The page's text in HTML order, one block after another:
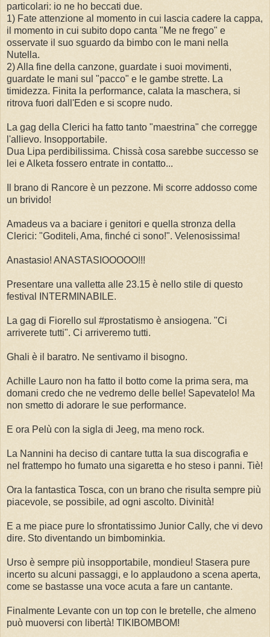
particolari: io ne ho beccati due.
1) Fate attenzione al momento in cui lascia cadere la cappa,
il momento in cui subito dopo canta "Me ne frego" e
osservate il suo sguardo da bimbo con le mani nella
Nutella.
2) Alla fine della canzone, guardate i suoi movimenti,
guardate le mani sul "pacco" e le gambe strette. La
timidezza. Finita la performance, calata la maschera, si
ritrova fuori dall'Eden e si scopre nudo.
La gag della Clerici ha fatto tanto "maestrina" che corregge
l'allievo. Insopportabile.
Dua Lipa perdibilissima. Chissà cosa sarebbe successo se
lei e Alketa fossero entrate in contatto...
Il brano di Rancore è un pezzone. Mi scorre addosso come
un brivido!
Amadeus va a baciare i genitori e quella stronza della
Clerici: "Goditeli, Ama, finché ci sono!". Velenosissima!
Anastasio! ANASTASIOOOOO!!!
Presentare una valletta alle 23.15 è nello stile di questo
festival INTERMINABILE.
La gag di Fiorello sul #prostatismo è ansiogena. "Ci
arriverete tutti". Ci arriveremo tutti.
Ghali è il baratro. Ne sentivamo il bisogno.
Achille Lauro non ha fatto il botto come la prima sera, ma
domani credo che ne vedremo delle belle! Sapevatelo! Ma
non smetto di adorare le sue performance.
E ora Pelù con la sigla di Jeeg, ma meno rock.
La Nannini ha deciso di cantare tutta la sua discografia e
nel frattempo ho fumato una sigaretta e ho steso i panni. Tiè!
Ora la fantastica Tosca, con un brano che risulta sempre più
piacevole, se possibile, ad ogni ascolto. Divinità!
E a me piace pure lo sfrontatissimo Junior Cally, che vi devo
dire. Sto diventando un bimbominkia.
Urso è sempre più insopportabile, mondieu! Stasera pure
incerto su alcuni passaggi, e lo applaudono a scena aperta,
come se bastasse una voce acuta a fare un cantante.
Finalmente Levante con un top con le bretelle, che almeno
può muoversi con libertà! TIKIBOMBOM!